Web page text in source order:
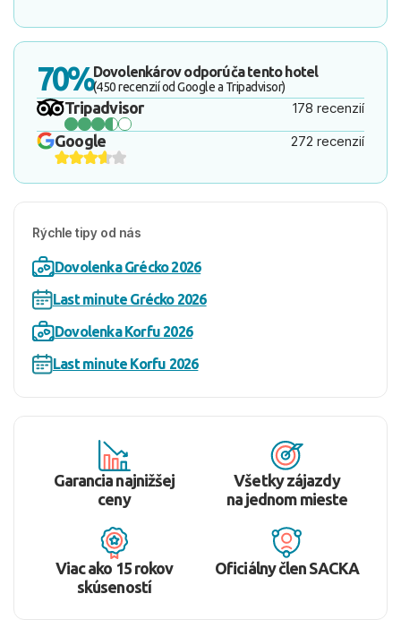
70%Dovolenkárov odporúča tento hotel
(450 recenzií od Google a Tripadvisor)
Tripadvisor 178 recenzií
Google 272 recenzií
Rýchle tipy od nás
Dovolenka Grécko 2026
Last minute Grécko 2026
Dovolenka Korfu 2026
Last minute Korfu 2026
Garancia najnižšej
ceny
Všetky zájazdy
na jednom mieste
Viac ako 15 rokov
skúseností
Oficiálny člen SACKA